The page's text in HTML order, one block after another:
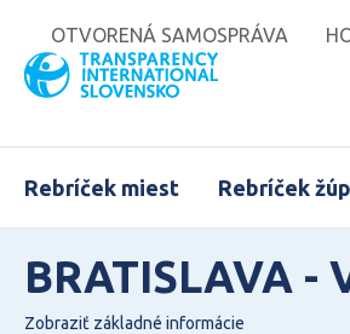
OTVORENÁ SAMOSPRÁVA
Rebríček miest Rebríček žúp
BRATISLAVA -
Zobraziť základné informácie